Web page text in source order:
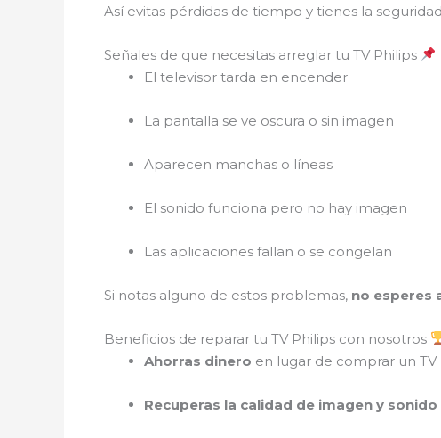
Así evitas pérdidas de tiempo y tienes la
Señales de que necesitas arreglar tu TV Philips
El televisor tarda en encender
La pantalla se ve oscura o sin imagen
Aparecen manchas o líneas
El sonido funciona pero no hay imagen
Las aplicaciones fallan o se congelan
Si notas alguno de estos problemas, no esperes
Beneficios de reparar tu TV Philips con nosotros
Ahorras dinero en lugar de comprar un TV
Recuperas la calidad de imagen y sonido